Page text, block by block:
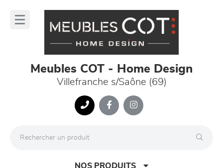
Meubles COT - Home Design
Villefranche s/Saône (69)
NOS PRODUITS